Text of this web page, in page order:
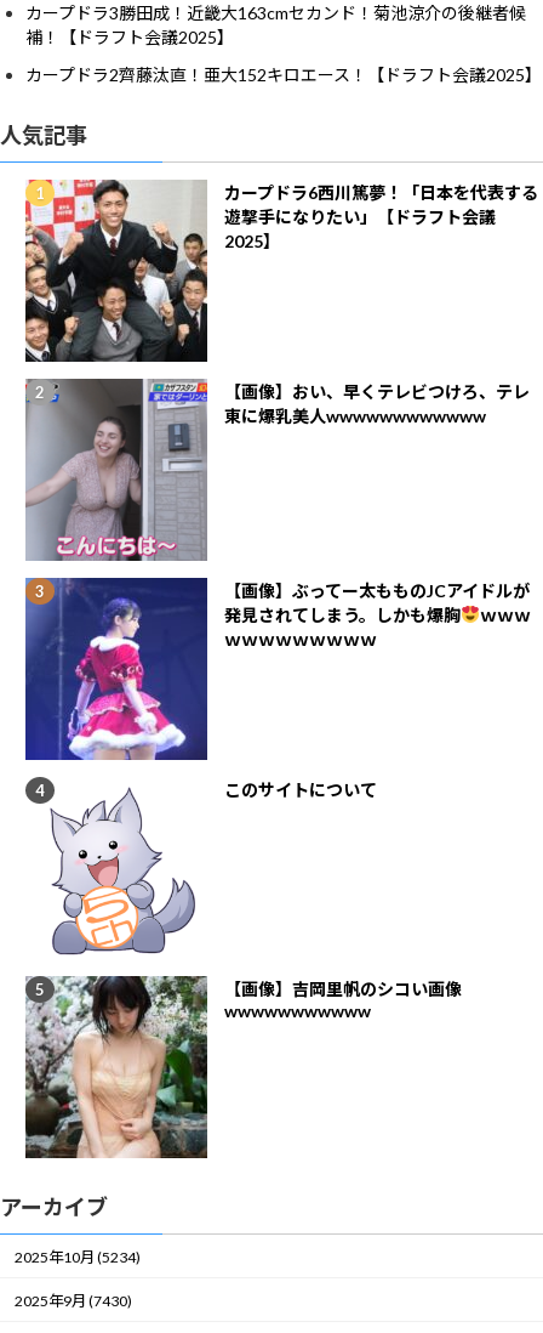
カープドラ3勝田成！近畿大163cmセカンド！菊池涼介の後継者候
補！【ドラフト会議2025】
カープドラ2齊藤汰直！亜大152キロエース！【ドラフト会議2025】
人気記事
カープドラ6西川篤夢！「日本を代表する
遊撃手になりたい」【ドラフト会議
2025】
【画像】おい、早くテレビつけろ、テレ
東に爆乳美人wwwwwwwwwwww
【画像】ぶってー太もものJCアイドルが
発見されてしまう。しかも爆胸
ｗｗｗ
ｗｗｗｗｗｗｗｗｗ
このサイトについて
【画像】吉岡里帆のシコい画像
wwwwwwwwwww
アーカイブ
2025年10月 (5234)
2025年9月 (7430)